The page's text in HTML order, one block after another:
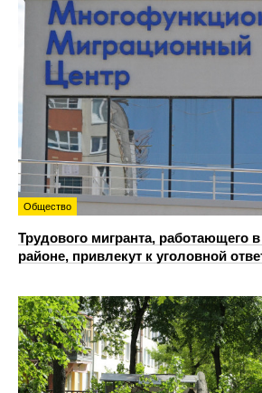
Общество
Трудового мигранта, работающего
районе, привлекут к уголовной